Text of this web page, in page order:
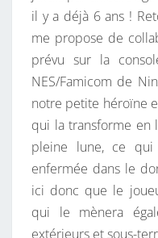
il y a déjà 6 ans !
me propose de
prévu sur la
NES/Famicom de
notre petite héroïne
qui la transforme en
pleine lune, ce
enfermée dans le
ici donc que le
qui le mènera
extérieurs et sous-